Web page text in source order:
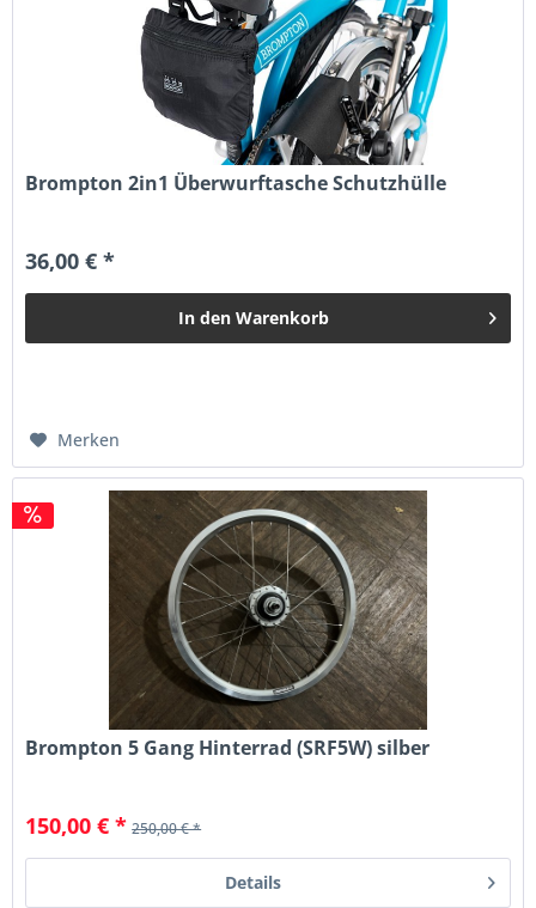
Brompton 2in1 Überwurftasche Schutzhülle
36,00 € *
In den Warenkorb
Merken
Brompton 5 Gang Hinterrad (SRF5W) silber
150,00 € * 250,00 € *
Details